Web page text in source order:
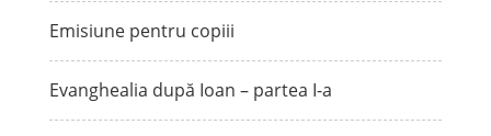
Emisiune pentru copiii
Evanghealia după Ioan – partea I-a